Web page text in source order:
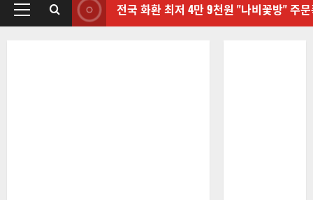
기
전국 화환 최저 4만 9천원 "나비꽃방" 주